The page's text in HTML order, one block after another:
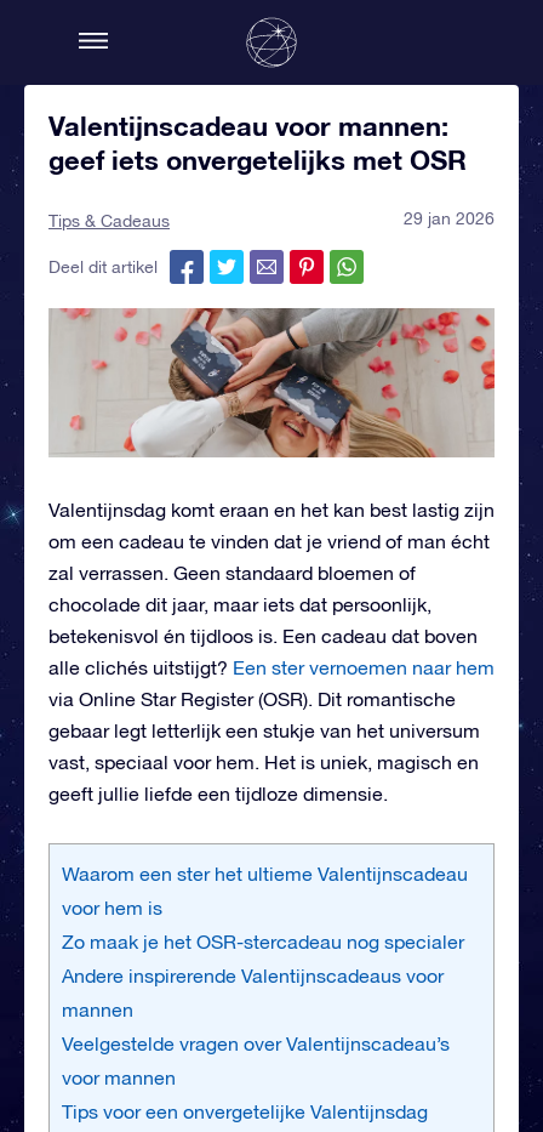
Valentijnscadeau voor mannen:
geef iets onvergetelijks met OSR
Tips & Cadeaus 29 jan 2026
Deel dit artikel
Valentijnsdag komt eraan en het kan best lastig zijn
om een cadeau te vinden dat je vriend of man écht
zal verrassen. Geen standaard bloemen of
chocolade dit jaar, maar iets dat persoonlijk,
betekenisvol én tijdloos is. Een cadeau dat boven
alle clichés uitstijgt? Een ster vernoemen naar hem
via Online Star Register (OSR). Dit romantische
gebaar legt letterlijk een stukje van het universum
vast, speciaal voor hem. Het is uniek, magisch en
geeft jullie liefde een tijdloze dimensie.
Waarom een ster het ultieme Valentijnscadeau
voor hem is
Zo maak je het OSR-stercadeau nog specialer
Andere inspirerende Valentijnscadeaus voor
mannen
Veelgestelde vragen over Valentijnscadeau’s
voor mannen
Tips voor een onvergetelijke Valentijnsdag